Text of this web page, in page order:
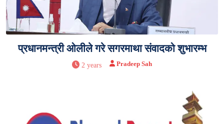
प्रधानमन्त्री ओलीले गरे सगरमाथा संवादको शुभारम्भ
2 years Pradeep Sah